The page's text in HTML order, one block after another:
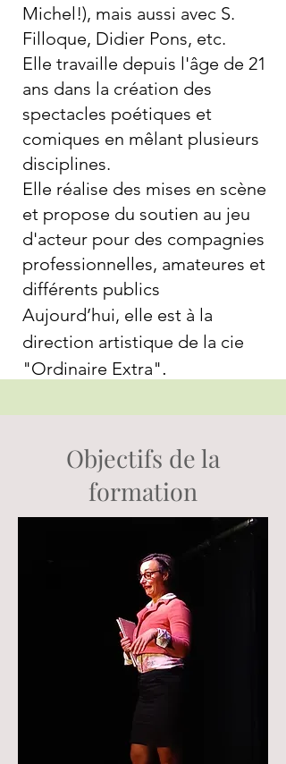
Michel!), mais aussi avec S.
Filloque, Didier Pons, etc.
Elle travaille depuis l'âge de 21
ans dans la création des
spectacles poétiques et
comiques en mêlant plusieurs
disciplines.
Elle réalise des mises en scène
et propose du soutien au jeu
d'acteur pour des compagnies
professionnelles, amateures et
différents publics
Aujourd’hui, elle est à la
direction artistique de la cie
"Ordinaire Extra".
Objectifs de la
formation